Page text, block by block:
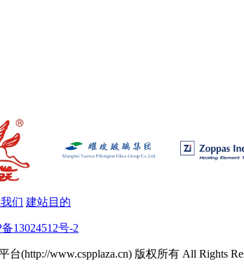
们 建站目的
13024512号-2
(http://www.cspplaza.cn) 版权所有 All Rights